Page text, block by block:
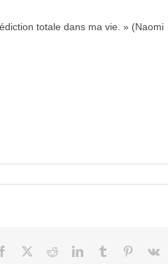
totale dans ma vie. » (Naomi
Facebook RedditLinkedInTumblr Pinterest
Vk